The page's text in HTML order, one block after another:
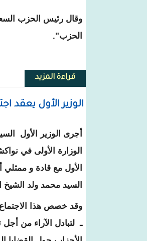
وقال رئيس الحزب
الحزب".
قراءة المزيدحول مكتب
الوزير الأول يعقد
أجرى الوزير الأول
الوزارة الأولى في
الأول مع قادة و ممثلي
السيد محمد ولد الشيخ
وقد خصص هذا الاجتماع
ـ لتبادل الآراء من أجل